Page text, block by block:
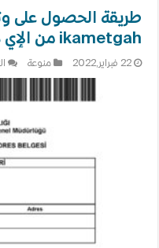
طريقة الحصول على
ikametgah من الإي دولت E-Devlet
22 فبراير,2022 منوعة